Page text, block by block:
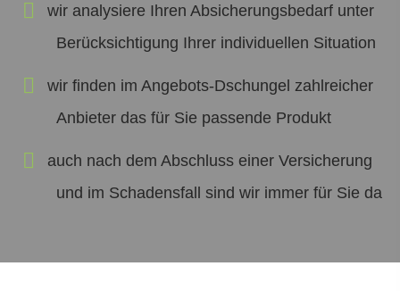
wir analysiere Ihren Absicherungsbedarf unter
Berücksichtigung Ihrer individuellen Situation
wir finden im Angebots-Dschungel zahlreicher
Anbieter das für Sie passende Produkt
auch nach dem Abschluss einer Versicherung
und im Schadensfall sind wir immer für Sie da